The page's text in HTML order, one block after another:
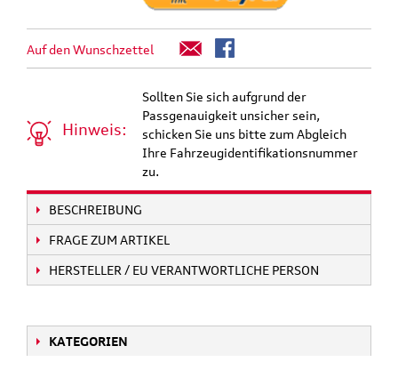
Auf den Wunschzettel
Hinweis:
Sollten Sie sich aufgrund der
Passgenauigkeit unsicher sein,
schicken Sie uns bitte zum Abgleich
Ihre Fahrzeugidentifikationsnummer
zu.
BESCHREIBUNG
FRAGE ZUM ARTIKEL
HERSTELLER / EU VERANTWORTLICHE PERSON
KATEGORIEN